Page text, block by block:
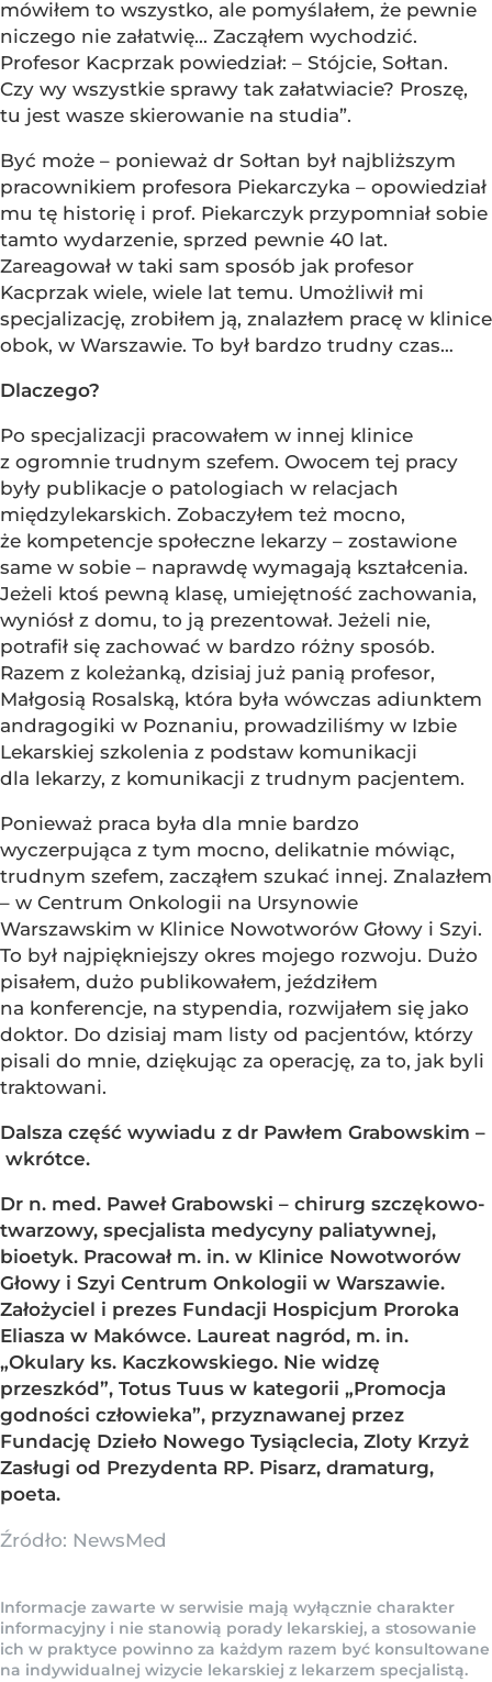
mówiłem to wszystko, ale pomyślałem, że pewnie
niczego nie załatwię... Zacząłem wychodzić.
Profesor Kacprzak powiedział: – Stójcie, Sołtan.
Czy wy wszystkie sprawy tak załatwiacie? Proszę,
tu jest wasze skierowanie na studia”.
Być może – ponieważ dr Sołtan był najbliższym
pracownikiem profesora Piekarczyka – opowiedział
mu tę historię i prof. Piekarczyk przypomniał sobie
tamto wydarzenie, sprzed pewnie 40 lat.
Zareagował w taki sam sposób jak profesor
Kacprzak wiele, wiele lat temu. Umożliwił mi
specjalizację, zrobiłem ją, znalazłem pracę w klinice
obok, w Warszawie. To był bardzo trudny czas…
Dlaczego?
Po specjalizacji pracowałem w innej klinice
z ogromnie trudnym szefem. Owocem tej pracy
były publikacje o patologiach w relacjach
międzylekarskich. Zobaczyłem też mocno,
że kompetencje społeczne lekarzy – zostawione
same w sobie – naprawdę wymagają kształcenia.
Jeżeli ktoś pewną klasę, umiejętność zachowania,
wyniósł z domu, to ją prezentował. Jeżeli nie,
potrafił się zachować w bardzo różny sposób.
Razem z koleżanką, dzisiaj już panią profesor,
Małgosią Rosalską, która była wówczas adiunktem
andragogiki w Poznaniu, prowadziliśmy w Izbie
Lekarskiej szkolenia z podstaw komunikacji
dla lekarzy, z komunikacji z trudnym pacjentem.
Ponieważ praca była dla mnie bardzo
wyczerpująca z tym mocno, delikatnie mówiąc,
trudnym szefem, zacząłem szukać innej. Znalazłem
– w Centrum Onkologii na Ursynowie
Warszawskim w Klinice Nowotworów Głowy i Szyi.
To był najpiękniejszy okres mojego rozwoju. Dużo
pisałem, dużo publikowałem, jeździłem
na konferencje, na stypendia, rozwijałem się jako
doktor. Do dzisiaj mam listy od pacjentów, którzy
pisali do mnie, dziękując za operację, za to, jak byli
traktowani.
Dalsza część wywiadu z dr Pawłem Grabowskim –
wkrótce.
Dr n. med. Paweł Grabowski – chirurg szczękowo-
twarzowy, specjalista medycyny paliatywnej,
bioetyk. Pracował m. in. w Klinice Nowotworów
Głowy i Szyi Centrum Onkologii w Warszawie.
Założyciel i prezes Fundacji Hospicjum Proroka
Eliasza w Makówce. Laureat nagród, m. in.
„Okulary ks. Kaczkowskiego. Nie widzę
przeszkód”, Totus Tuus w kategorii „Promocja
godności człowieka”, przyznawanej przez
Fundację Dzieło Nowego Tysiąclecia, Zloty Krzyż
Zasługi od Prezydenta RP. Pisarz, dramaturg,
poeta.
Źródło: NewsMed
Informacje zawarte w serwisie mają wyłącznie charakter
informacyjny i nie stanowią porady lekarskiej, a stosowanie
ich w praktyce powinno za każdym razem być konsultowane
na indywidualnej wizycie lekarskiej z lekarzem specjalistą.